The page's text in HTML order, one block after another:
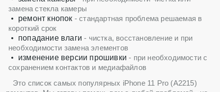
замена стекла камеры
ремонт кнопок - стандартная проблема решаемая в
короткий срок
попадание влаги - чистка, восстановление и при
необходимости замена элементов
изменение версии прошивки - при необходимости с
сохранением контактов и медиафайлов
Это список самых популярных iPhone 11 Pro (A2215)